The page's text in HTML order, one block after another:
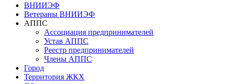
ВНИИЭФ
Ветераны ВНИИЭФ
АППС
Ассоциация предпринимателей
Устав АППС
Реестр предпринимателей
Члены АППС
Город
Территория ЖКХ